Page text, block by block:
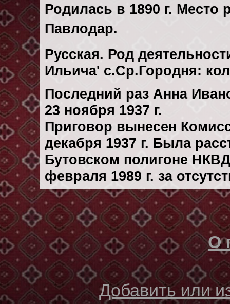
Родилась в 1890 г. Место
Павлодар.
Русская. Род
Ильича' с.Ср.Городня:
Последний раз Анна
23 ноября 1937 г.
Приговор вынесен
декaбря 1937 г. Была
Бутовском полигоне
февраля 1989 г. за
О
Добавить или